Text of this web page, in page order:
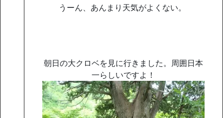
うーん、あんまり天気がよくない。
朝日の大クロベを見に行きました。周囲日本
一らしいですよ！